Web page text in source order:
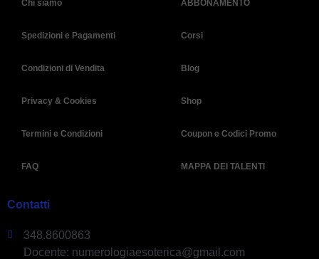
Chi siamo
Spedizioni e Pagamenti
Condizioni di Vendita
Privacy & Cookies
Termini e Condizioni
FAQ
ABBONAMENTO
Corsi
Blog
Shop
Coupon e Codici Promo
MAPPA DEI TALENTI
Contatti
348.8600863
Docente: numerologiaesoterica@gmail.com